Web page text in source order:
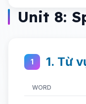
Unit 8:
1 1. Từ
WORD